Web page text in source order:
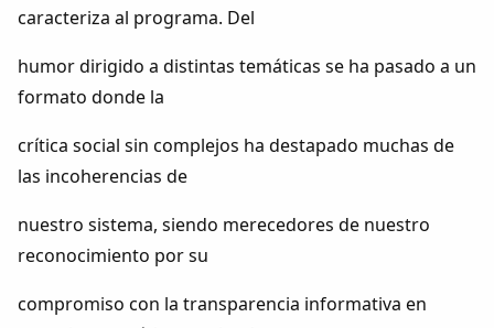
caracteriza al programa. Del
humor dirigido a distintas temáticas se ha pasado a un
formato donde la
crítica social sin complejos ha destapado muchas de
las incoherencias de
nuestro sistema, siendo merecedores de nuestro
reconocimiento por su
compromiso con la transparencia informativa en